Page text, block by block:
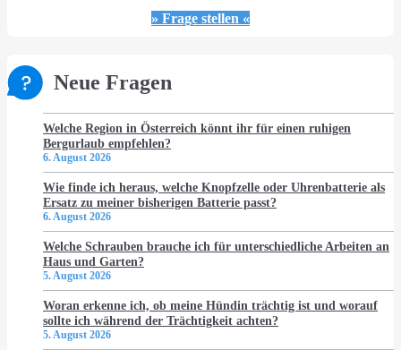
» Frage stellen «
Neue Fragen
Welche Region in Österreich könnt ihr für einen ruhigen
Bergurlaub empfehlen?
6. August 2026
Wie finde ich heraus, welche Knopfzelle oder Uhrenbatterie als
Ersatz zu meiner bisherigen Batterie passt?
6. August 2026
Welche Schrauben brauche ich für unterschiedliche Arbeiten an
Haus und Garten?
5. August 2026
Woran erkenne ich, ob meine Hündin trächtig ist und worauf
sollte ich während der Trächtigkeit achten?
5. August 2026